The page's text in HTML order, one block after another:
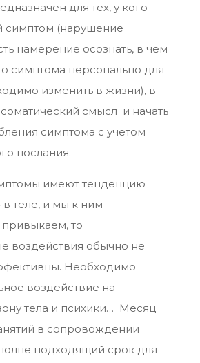
для тех, у кого
симптом (нарушение
намерение осознать, в чем
симптома персонально для
изменить в жизни), в
смысл и начать
симптома с учетом
послания.
имеют тенденцию
в теле, и мы к ним
привыкаем, то
воздействия обычно не
Необходимо
воздействие на
тела и психики… Месяц
в сопровождении
подходящий срок для